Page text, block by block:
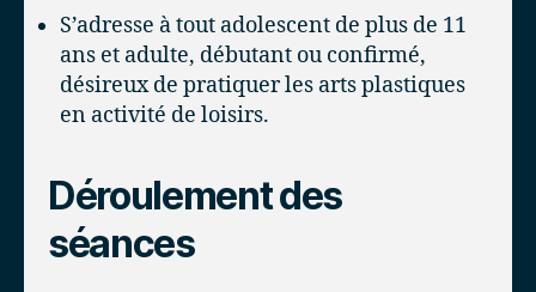
S’adresse à tout adolescent de plus de 11
ans et adulte, débutant ou confirmé,
désireux de pratiquer les arts plastiques
en activité de loisirs.
Déroulement des
séances